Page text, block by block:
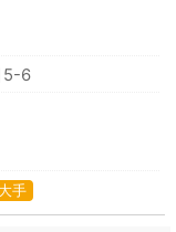
5-6
大手